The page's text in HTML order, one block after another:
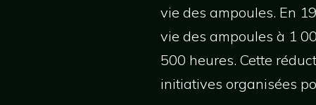
vie des ampoules. En
vie des ampoules à 1
500 heures. Cette
initiatives organisées